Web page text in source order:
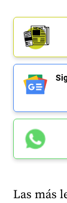
Las más